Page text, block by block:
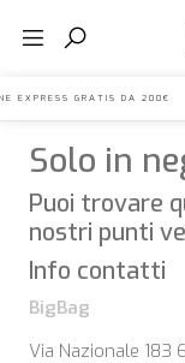
EXPRESS GRATIS
Solo in
Puoi trovare
nostri punti
Info contatti
BigBag
Via Nazionale 183